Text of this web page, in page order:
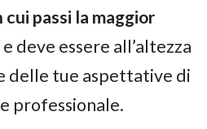
cui passi la maggior
e deve essere all’altezza
delle tue aspettative di
professionale.